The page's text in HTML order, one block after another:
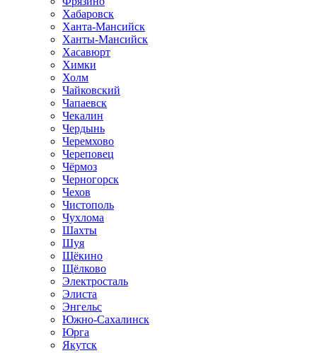
Хабаровск
Ханта-Мансийск
Ханты-Мансийск
Хасавюрт
Химки
Холм
Чайковский
Чапаевск
Чекалин
Чердынь
Черемхово
Череповец
Чёрмоз
Черногорск
Чехов
Чистополь
Чухлома
Шахты
Шуя
Щёкино
Щёлково
Электросталь
Элиста
Энгельс
Южно-Сахалинск
Юрга
Якутск